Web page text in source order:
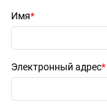
Имя
Электронный адрес